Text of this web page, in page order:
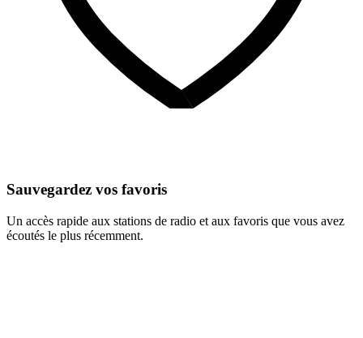
Sauvegardez vos favoris
Un accès rapide aux stations de radio et aux favoris que vous avez
écoutés le plus récemment.